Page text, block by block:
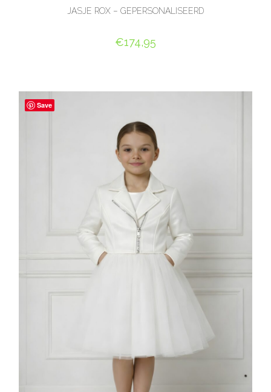
JASJE ROX – GEPERSONALISEERD
€174,95
Save